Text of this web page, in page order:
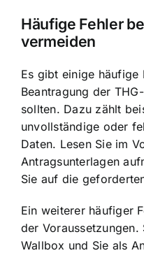
Häufige Fehler
vermeiden
Es gibt einige häufige
Beantragung der
sollten. Dazu zählt
unvollständige oder
Daten. Lesen Sie im
Antragsunterlagen
Sie auf die
Ein weiterer häufiger
der Voraussetzungen.
Wallbox und Sie als